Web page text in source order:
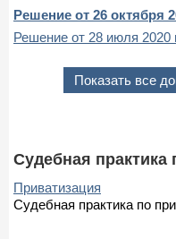
Решение от 26 октября
Решение от 28 июля 2020
Показать все
Судебная практика
Приватизация
Судебная практика по